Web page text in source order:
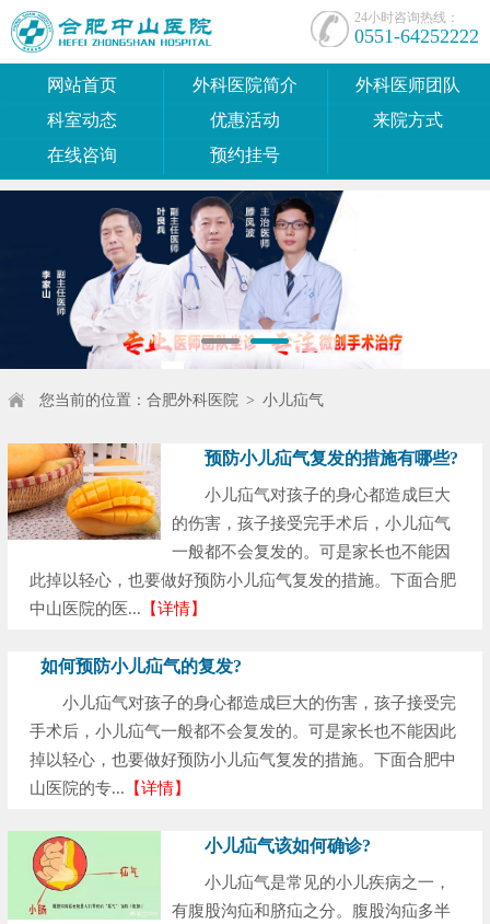
24小时咨询热线：
0551-64252222
网站首页 外科医院简介
外科医师团队
科室动态
优惠活动
来院方式
在线咨询
预约挂号
您当前的位置： 合肥外科医院> 小儿疝气
预防小儿疝气复发的措施有哪些?
小儿疝气对孩子的身心都造成巨大
的伤害，孩子接受完手术后，小儿疝气
一般都不会复发的。可是家长也不能因
此掉以轻心，也要做好预防小儿疝气复发的措施。下面合肥
中山医院的医... 【详情】
如何预防小儿疝气的复发?
小儿疝气对孩子的身心都造成巨大的伤害，孩子接受完
手术后，小儿疝气一般都不会复发的。可是家长也不能因此
掉以轻心，也要做好预防小儿疝气复发的措施。下面合肥中
山医院的专... 【详情】
小儿疝气该如何确诊?
小儿疝气是常见的小儿疾病之一，
有腹股沟疝和脐疝之分。腹股沟疝多半